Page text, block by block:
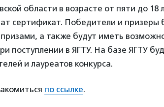
области в возрасте от пяти до 18
сертификат. Победители и призеры
а также будут иметь
поступлении в ЯГТУ. На базе ЯГТУ
и лауреатов конкурса.
по ссылке.